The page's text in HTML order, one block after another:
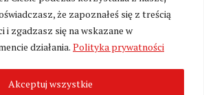
że zapoznałeś się z treścią
zgadzasz się na wskazane w
działania. Polityka prywatności
Akceptuj wszystkie
stałych Czytelników i
utrzymanie redakcji.